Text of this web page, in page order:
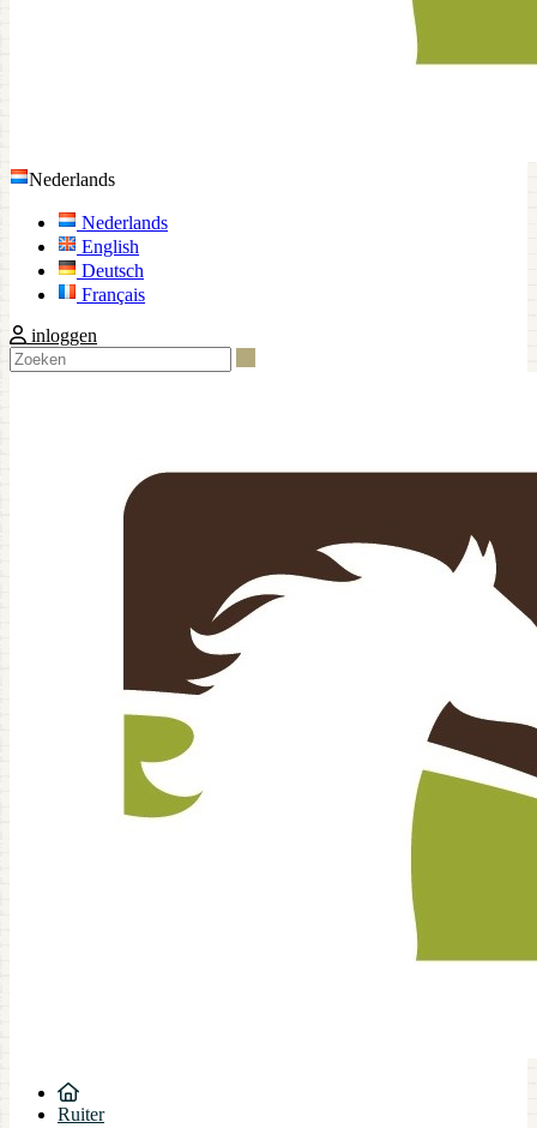
Nederlands
Nederlands
English
Deutsch
Français
inloggen
Ruiter